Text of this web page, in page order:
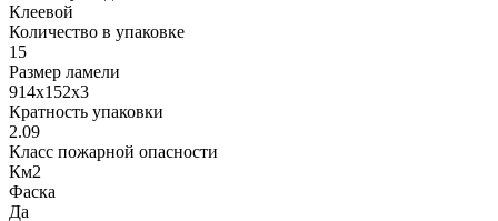
Клеевой
Количество в упаковке
15
Размер ламели
914x152x3
Кратность упаковки
2.09
Класс пожарной опасности
Км2
Фаска
Да